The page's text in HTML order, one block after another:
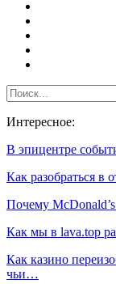
Интересное:
В эпицентре
Как разобраться в
Почему
Как мы в lava.top
Как казино
чьи…